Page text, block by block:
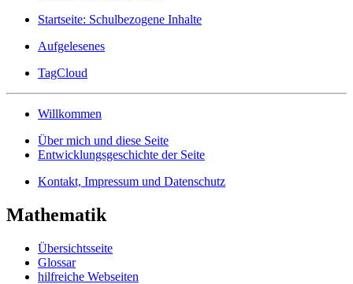
Startseite: Schulbezogene Inhalte
Aufgelesenes
TagCloud
Willkommen
Über mich und diese Seite
Entwicklungsgeschichte der Seite
Kontakt, Impressum und Datenschutz
Mathematik
Übersichtsseite
Glossar
hilfreiche Webseiten